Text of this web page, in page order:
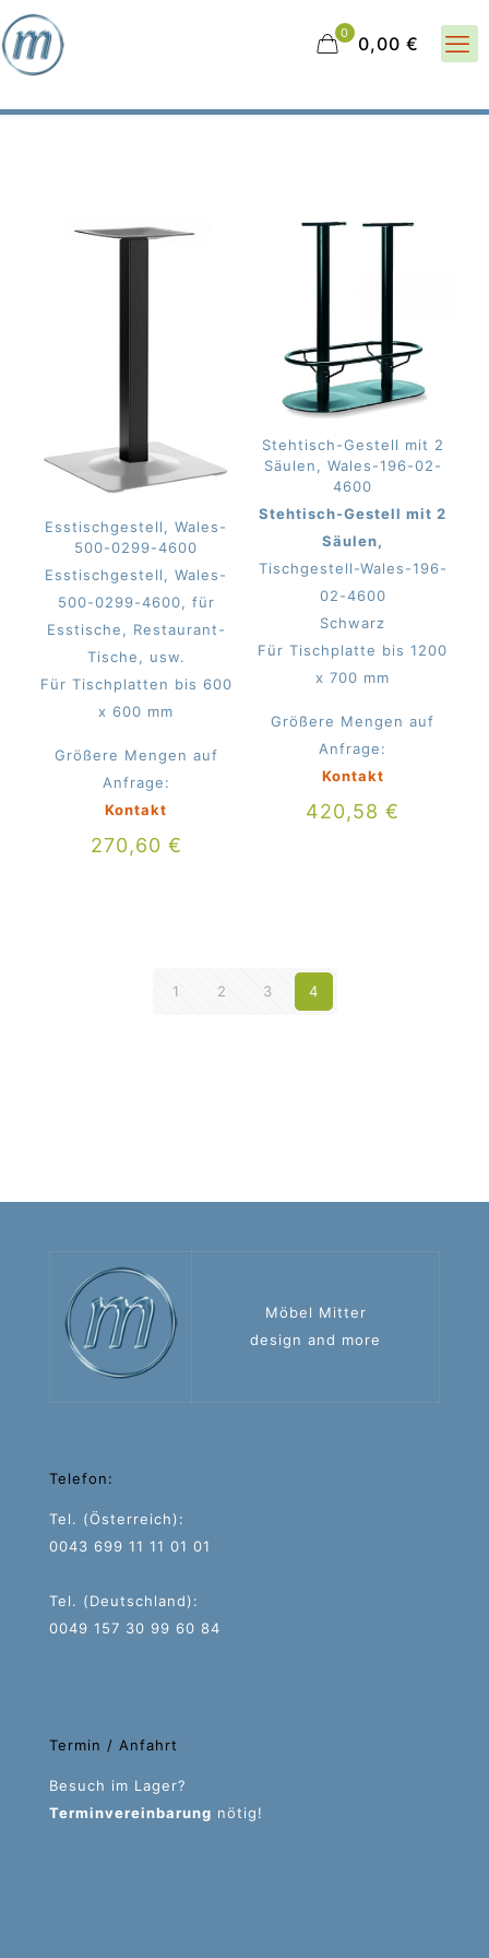
0 0,00 €
Esstischgestell, Wales-
500-0299-4600
Esstischgestell, Wales-
500-0299-4600, für
Esstische, Restaurant-
Tische, usw.
Für Tischplatten bis 600
x 600 mm
Größere Mengen auf
Anfrage:
Kontakt
270,60 €
Stehtisch-Gestell mit 2
Säulen, Wales-196-02-
4600
Stehtisch-Gestell mit 2
Säulen,
Tischgestell-Wales-196-
02-4600
Schwarz
Für Tischplatte bis 1200
x 700 mm
Größere Mengen auf
Anfrage:
Kontakt
420,58€
1 2 3 4
Möbel Mitter
design and more
Telefon:
Tel. (Österreich):
0043 699 11 11 01 01
Tel. (Deutschland):
0049 157 30 99 60 84
Termin / Anfahrt
Besuch im Lager?
Terminvereinbarung nötig!